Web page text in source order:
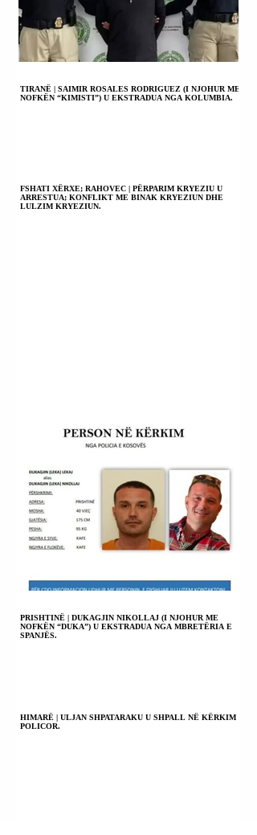
TIRANË | SAIMIR ROSALES RODRIGUEZ (I NJOHUR ME
NOFKËN “KIMISTI”) U EKSTRADUA NGA KOLUMBIA.
FSHATI XËRXE; RAHOVEC | PËRPARIM KRYEZIU U
ARRESTUA; KONFLIKT ME BINAK KRYEZIUN DHE
LULZIM KRYEZIUN.
PRISHTINË | DUKAGJIN NIKOLLAJ (I NJOHUR ME
NOFKËN “DUKA”) U EKSTRADUA NGA MBRETËRIA E
SPANJËS.
HIMARË | ULJAN SHPATARAKU U SHPALL NË KËRKIM
POLICOR.